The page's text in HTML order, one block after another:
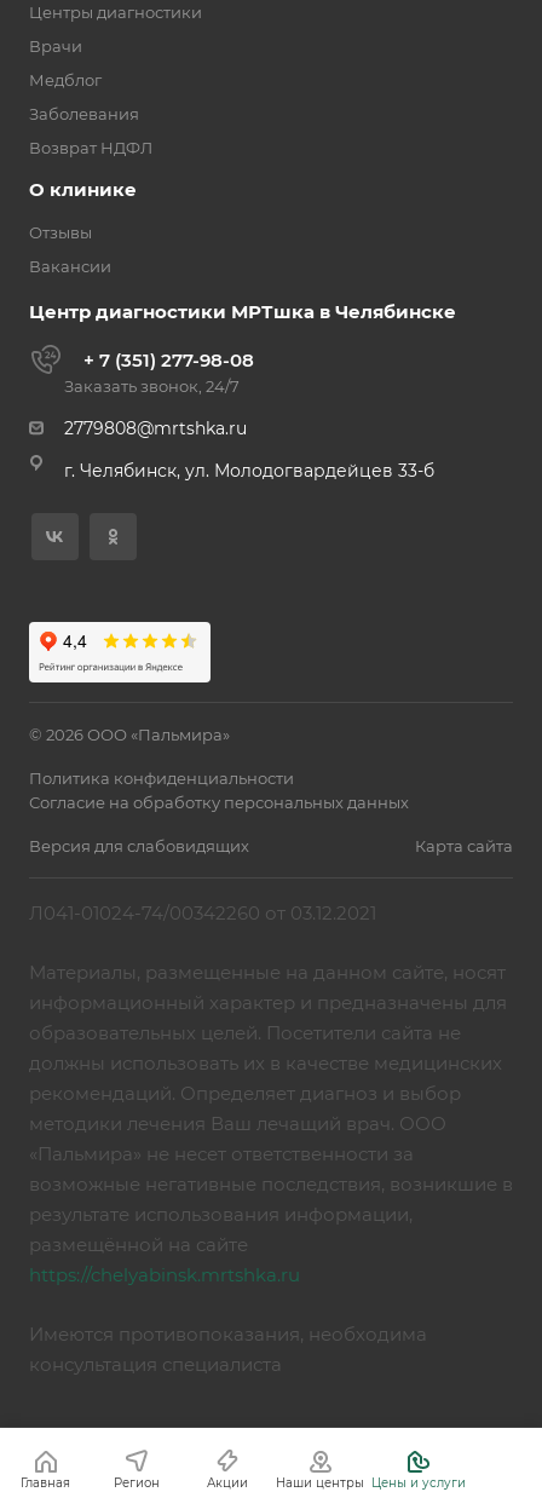
Центры диагностики
Врачи
Медблог
Заболевания
Возврат НДФЛ
О клинике
Отзывы
Вакансии
Центр диагностики МРТшка в Челябинске
+ 7 (351) 277-98-08
Заказать звонок, 24/7
2779808@mrtshka.ru
г. Челябинск, ул. Молодогвардейцев 33-б
© 2026 ООО «Пальмира»
Политика конфиденциальности
Согласие на обработку персональных данных
Версия для слабовидящих Карта сайта
Л041-01024-74/00342260 от 03.12.2021
Материалы, размещенные на данном сайте, носят
информационный характер и предназначены для
образовательных целей. Посетители сайта не
должны использовать их в качестве медицинских
рекомендаций. Определяет диагноз и выбор
методики лечения Ваш лечащий врач. ООО
«Пальмира» не несет ответственности за
возможные негативные последствия, возникшие в
результате использования информации,
размещённой на сайте
https://chelyabinsk.mrtshka.ru
Имеются противопоказания, необходима
консультация специалиста
Главная Регион Акции Наши центры Цены и услуги